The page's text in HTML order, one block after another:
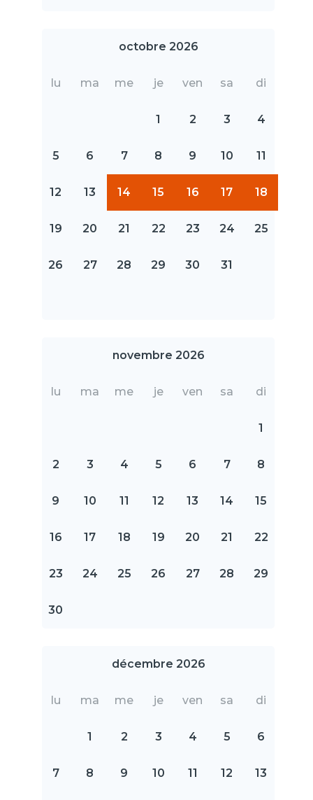
octobre 2026
lu ma me je ven sa di
1 2 3 4
5 6 7 8 9 10 11
12 13 14 15 16 17 18
19 20 21 22 23 24 25
26 27 28 29 30 31
novembre 2026
lu ma me je ven sa di
1
2 3 4 5 6 7 8
9 10 11 12 13 14 15
16 17 18 19 20 21 22
23 24 25 26 27 28 29
30
décembre 2026
lu ma me je ven sa di
1 2 3 4 5 6
7 8 9 10 11 12 13